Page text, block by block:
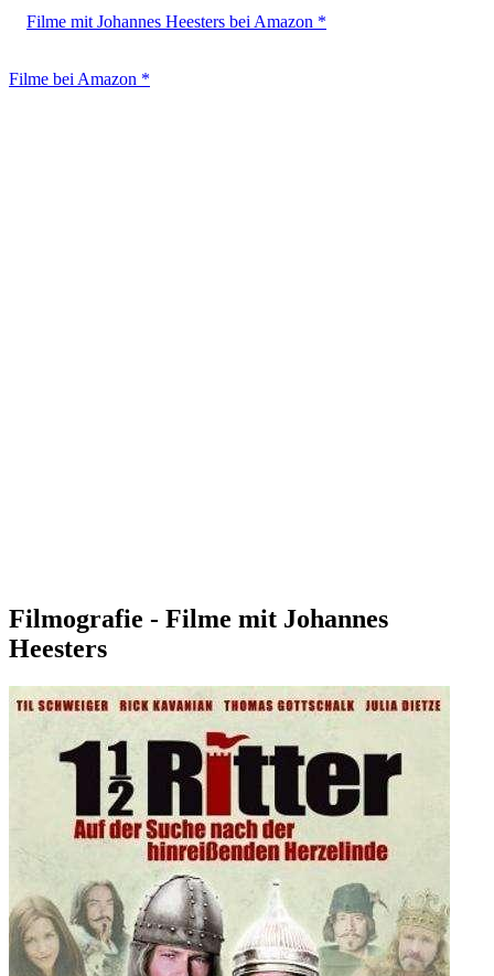
Filme mit Johannes Heesters bei Amazon *
Filme bei Amazon *
Filmografie - Filme mit Johannes
Heesters